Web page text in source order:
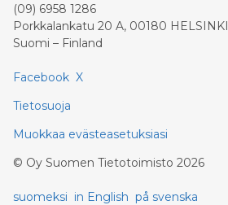
(09) 6958 1286
Porkkalankatu 20 A, 00180 HELSINKI
Suomi – Finland
Facebook X
Tietosuoja
Muokkaa evästeasetuksiasi
© Oy Suomen Tietotoimisto 2026
suomeksi in English på svenska